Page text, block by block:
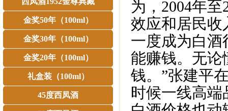
金奖50年（100ml）
金奖30年（100ml）
金奖20年（100ml）
礼盒装（100ml）
45度西凤酒
为，2004年
效应和居民收
一度成为白酒
能赚钱。无论
钱。”张建平
时候一线高